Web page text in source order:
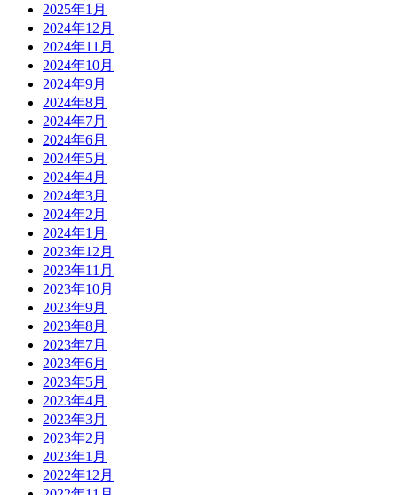
2025年1月
2024年12月
2024年11月
2024年10月
2024年9月
2024年8月
2024年7月
2024年6月
2024年5月
2024年4月
2024年3月
2024年2月
2024年1月
2023年12月
2023年11月
2023年10月
2023年9月
2023年8月
2023年7月
2023年6月
2023年5月
2023年4月
2023年3月
2023年2月
2023年1月
2022年12月